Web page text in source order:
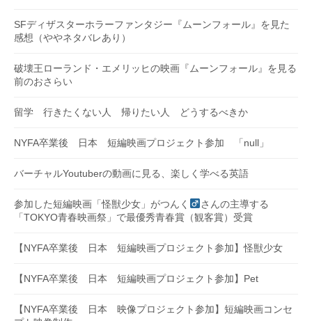
SFディザスターホラーファンタジー『ムーンフォール』を見た
感想（ややネタバレあり）
破壊王ローランド・エメリッヒの映画『ムーンフォール』を見る
前のおさらい
留学 行きたくない人 帰りたい人 どうするべきか
NYFA卒業後 日本 短編映画プロジェクト参加 「null」
バーチャルYoutuberの動画に見る、楽しく学べる英語
参加した短編映画「怪獣少女」がつんく
さんの主導する
「TOKYO青春映画祭」で最優秀青春賞（観客賞）受賞
【NYFA卒業後 日本 短編映画プロジェクト参加】怪獣少女
【NYFA卒業後 日本 短編映画プロジェクト参加】Pet
【NYFA卒業後 日本 映像プロジェクト参加】短編映画コンセ